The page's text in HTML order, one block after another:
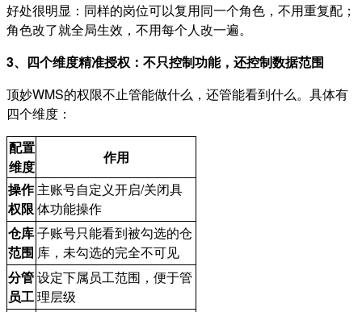
好处很明显：同样的岗位可以复用同一个角色，不用重复配；
角色改了就全局生效，不用每个人改一遍。
3、四个维度精准授权：不只控制功能，还控制数据范围
顶妙WMS的权限不止管能做什么，还管能看到什么。具体有
四个维度：
配置
维度
作用
操作
权限
主账号自定义开启/关闭具
体功能操作
仓库
范围
子账号只能看到被勾选的仓
库，未勾选的完全不可见
分管
员工
设定下属员工范围，便于管
理层级